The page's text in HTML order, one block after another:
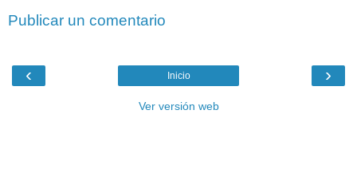
Publicar un comentario
‹ ›
Inicio
Ver versión web